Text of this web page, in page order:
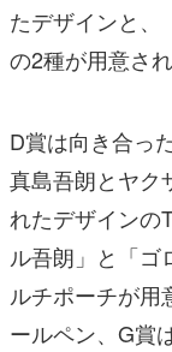
たデザインと、
の2種が用意され
D賞は向き合っ
真島吾朗とヤク
れたデザインの
ル吾朗」と「ゴ
ルチポーチが用
ールペン、G賞